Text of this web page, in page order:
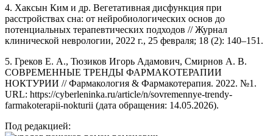
4. Хаксын Ким и др. Вегетативная дисфункция при
расстройствах сна: от нейробиологических основ до
потенциальных терапевтических подходов // Журнал
клинической неврологии, 2022 г., 25 февраля; 18 (2): 140–151.
5. Греков Е. А., Тюзиков Игорь Адамович, Смирнов А. В.
СОВРЕМЕННЫЕ ТРЕНДЫ ФАРМАКОТЕРАПИИ
НОКТУРИИ // Фармакология & Фармакотерапия. 2022. №1.
URL: https://cyberleninka.ru/article/n/sovremennye-trendy-
farmakoterapii-nokturii (дата обращения: 14.05.2026).
Под редакцией: